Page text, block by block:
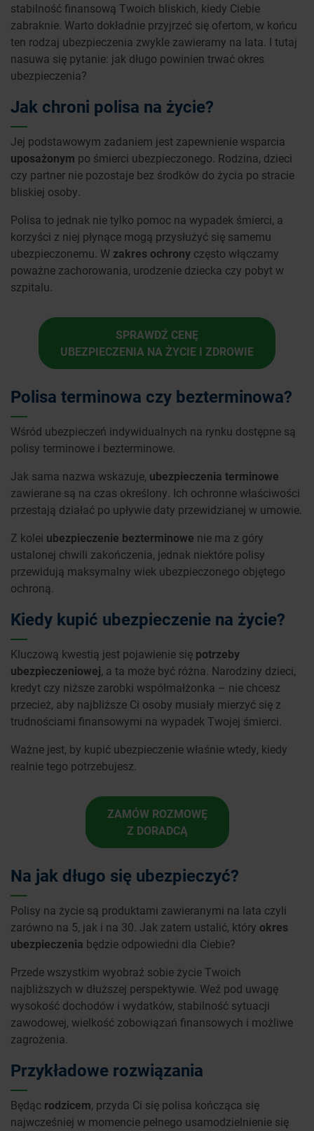
stabilność finansową Twoich bliskich, kiedy Ciebie
zabraknie. Warto dokładnie przyjrzeć się ofertom, w końcu
ten rodzaj ubezpieczenia zwykle zawieramy na lata. I tutaj
nasuwa się pytanie: jak długo powinien trwać okres
ubezpieczenia?
Jak chroni polisa na życie?
Jej podstawowym zadaniem jest zapewnienie wsparcia
uposażonym po śmierci ubezpieczonego. Rodzina, dzieci
czy partner nie pozostaje bez środków do życia po stracie
bliskiej osoby.
Polisa to jednak nie tylko pomoc na wypadek śmierci, a
korzyści z niej płynące mogą przysłużyć się samemu
ubezpieczonemu. W zakres ochrony często włączamy
poważne zachorowania, urodzenie dziecka czy pobyt w
szpitalu.
SPRAWDŹ CENĘ
UBEZPIECZENIA NA ŻYCIE I ZDROWIE
Polisa terminowa czy bezterminowa?
Wśród ubezpieczeń indywidualnych na rynku dostępne są
polisy terminowe i bezterminowe.
Jak sama nazwa wskazuje, ubezpieczenia terminowe
zawierane są na czas określony. Ich ochronne właściwości
przestają działać po upływie daty przewidzianej w umowie.
Z kolei ubezpieczenie bezterminowe nie ma z góry
ustalonej chwili zakończenia, jednak niektóre polisy
przewidują maksymalny wiek ubezpieczonego objętego
ochroną.
Kiedy kupić ubezpieczenie na życie?
Kluczową kwestią jest pojawienie się potrzeby
ubezpieczeniowej, a ta może być różna. Narodziny dzieci,
kredyt czy niższe zarobki współmałżonka – nie chcesz
przecież, aby najbliższe Ci osoby musiały mierzyć się z
trudnościami finansowymi na wypadek Twojej śmierci.
Ważne jest, by kupić ubezpieczenie właśnie wtedy, kiedy
realnie tego potrzebujesz.
ZAMÓW ROZMOWĘ
Z DORADCĄ
Na jak długo się ubezpieczyć?
Polisy na życie są produktami zawieranymi na lata czyli
zarówno na 5, jak i na 30. Jak zatem ustalić, który okres
ubezpieczenia będzie odpowiedni dla Ciebie?
Przede wszystkim wyobraź sobie życie Twoich
najbliższych w dłuższej perspektywie. Weź pod uwagę
wysokość dochodów i wydatków, stabilność sytuacji
zawodowej, wielkość zobowiązań finansowych i możliwe
zagrożenia.
Przykładowe rozwiązania
Będąc rodzicem, przyda Ci się polisa kończąca się
najwcześniej w momencie pełnego usamodzielnienie się